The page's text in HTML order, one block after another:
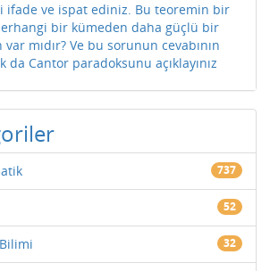
ifade ve ispat ediniz. Bu teoremin bir
bir kümeden daha güçlü bir
mıdır? Ve bu sorunun cevabının
Cantor paradoksunu açıklayınız
737
52
32